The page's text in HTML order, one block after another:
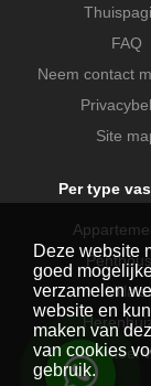
FAQ
Neem contact
Site
Per type
Villa's
Commercieel
Deze website
goed
verzamelen
website en
maken van
van cookies
gebruik.